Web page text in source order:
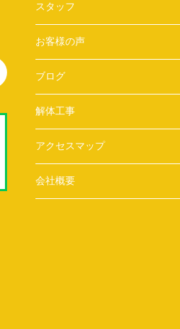
スタッフ
お客様の声
ブログ
解体工事
アクセスマップ
会社概要